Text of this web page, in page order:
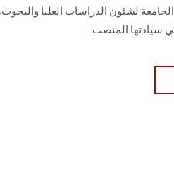
لشئون الدراسات العليا
سيادتها المنصب.